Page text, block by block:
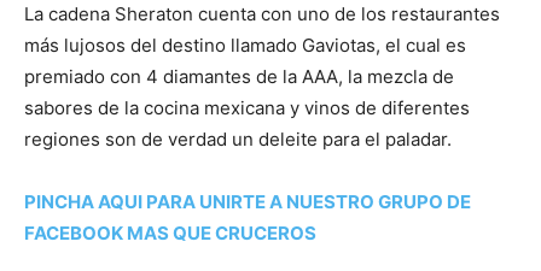
La cadena Sheraton cuenta con uno de los restaurantes
más lujosos del destino llamado Gaviotas, el cual es
premiado con 4 diamantes de la AAA, la mezcla de
sabores de la cocina mexicana y vinos de diferentes
regiones son de verdad un deleite para el paladar.
PINCHA AQUI PARA UNIRTE A NUESTRO GRUPO DE
FACEBOOK MAS QUE CRUCEROS